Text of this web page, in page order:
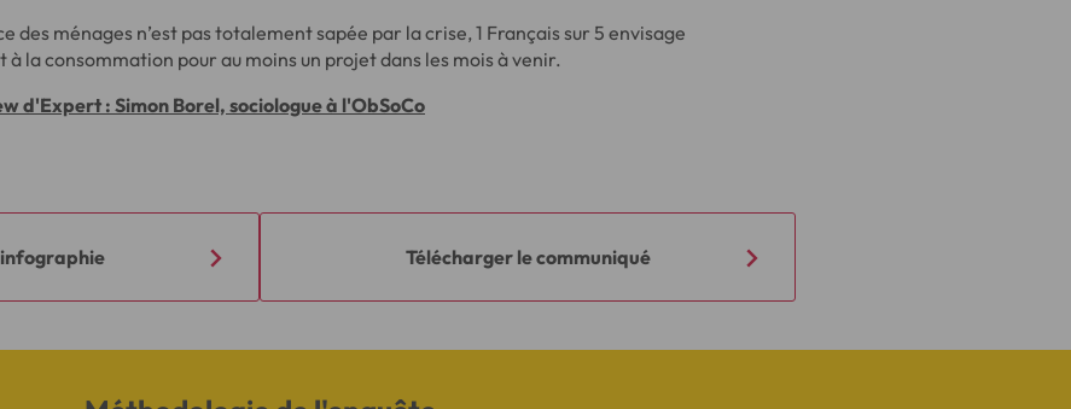
des ménages n’est pas totalement sapée par la crise, 1 Français sur 5 envisage
à la consommation pour au moins un projet dans les mois à venir.
d'Expert : Simon Borel, sociologue à l'ObSoCo
Télécharger le communiqué